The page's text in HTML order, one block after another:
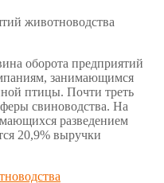
животноводства
оборота предприятий
занимающимся
птицы. Почти треть
свиноводства. На
разведением
20,9% выручки